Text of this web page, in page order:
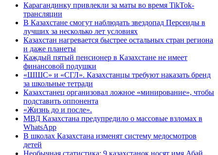
Карагандинку привлекли за маты во время TikTok-
трансляции
В Казахстане смогут наблюдать звездопад Персеиды в
лучших за несколько лет условиях
Казахстан нагревается быстрее остальных стран региона
и даже планеты
Каждый пятый пенсионер в Казахстане не имеет
финансовой подушки
«ШШС» и «СГЛ». Казахстанцы требуют наказать бренд
за школьные тетради
Казахстанец организовал ложное «минирование», чтобы
подставить оппонента
«Жизнь до и после».
МВД Казахстана предупредило о массовые взломах в
WhatsApp
В школах Казахстана изменят систему медосмотров
детей
Необычная статистика: 9 казахстанок носят имя Абай